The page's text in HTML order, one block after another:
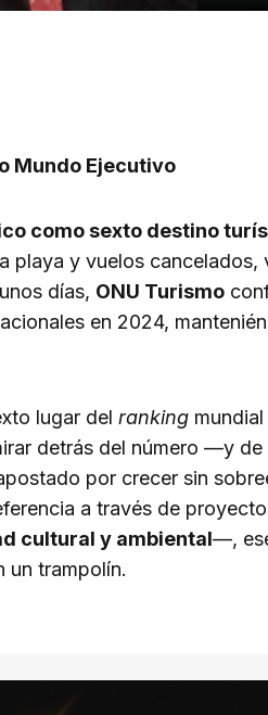
Mundo Ejecutivo
como sexto destino
playa y vuelos cancelados,
días, ONU Turismo
en 2024,
lugar del ranking
detrás del número —y de
por crecer sin
a través de
cultural y ambiental—,
un trampolín.